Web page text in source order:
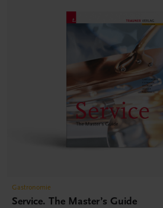
Gastronomie
Service. The Master’s Guide